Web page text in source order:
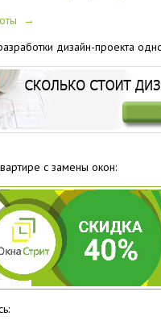
→
дизайн-проекта
с замены окон: